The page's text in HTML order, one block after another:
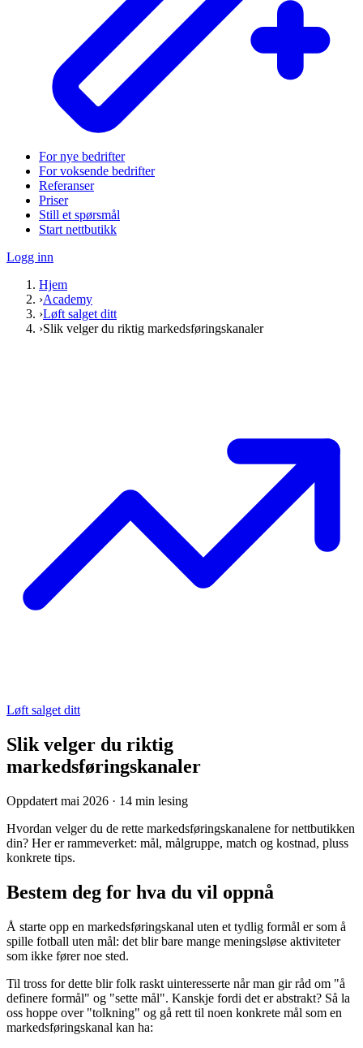
For nye bedrifter
For voksende bedrifter
Referanser
Priser
Still et spørsmål
Start nettbutikk
Logg inn
Hjem
›Academy
›Løft salget ditt
›Slik velger du riktig markedsføringskanaler
Løft salget ditt
Slik velger du riktig
markedsføringskanaler
Oppdatert mai 2026 · 14 min lesing
Hvordan velger du de rette markedsføringskanalene for nettbutikken
din? Her er rammeverket: mål, målgruppe, match og kostnad, pluss
konkrete tips.
Bestem deg for hva du vil oppnå
Å starte opp en markedsføringskanal uten et tydlig formål er som å
spille fotball uten mål: det blir bare mange meningsløse aktiviteter
som ikke fører noe sted.
Til tross for dette blir folk raskt uinteresserte når man gir råd om "å
definere formål" og "sette mål". Kanskje fordi det er abstrakt? Så la
oss hoppe over "tolkning" og gå rett til noen konkrete mål som en
markedsføringskanal kan ha: